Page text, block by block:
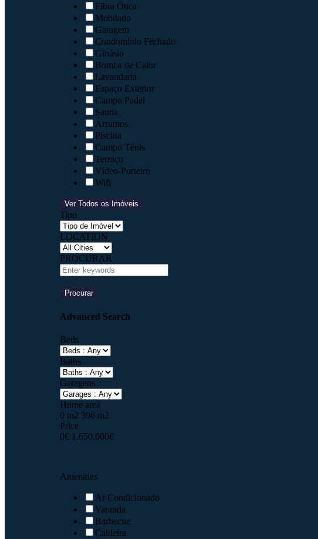
Fibra Ótica
Mobilado
Garagem
Condomínio Fechado
Ginásio
Bomba de Calor
Lavandaria
Espaço Exterior
Campo Padel
Sauna
Arrumos
Piscina
Campo Ténis
Terraço
Vídeo-Porteiro
Wifi
Ver Todos os Imóveis
Tipo
LOCATION
PROCURAR
Procurar
Advanced Search
Beds
Baths
Garagens
Home area
0 m2 396 m2
Price
0€ 1.650.000€
Amenities
Ar Condicionado
Varanda
Barbecue
Caldeira